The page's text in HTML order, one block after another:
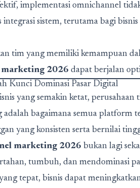
implementasi omnichannel
integrasi sistem, terutama bagi
tim yang memiliki kemampuan
2026 dapat berjalan
Kunci Dominasi Pasar Digital
yang semakin ketat,
adalah bagaimana semua platform
yang konsisten serta bernilai
marketing 2026 bukan lagi
tumbuh, dan mendominasi
tepat, bisnis dapat